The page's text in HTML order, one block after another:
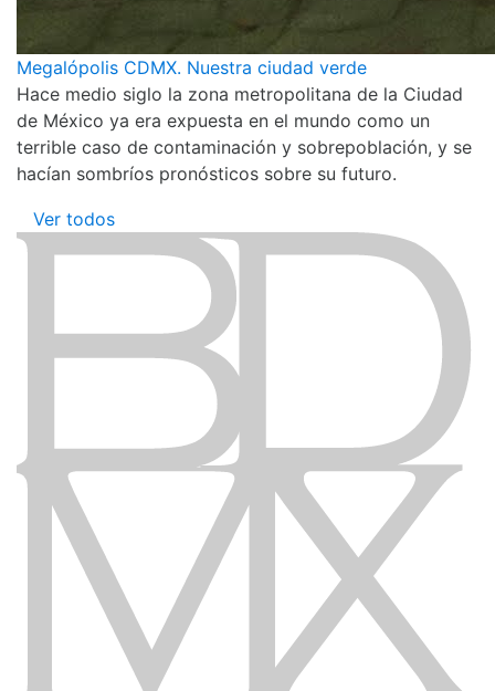
Megalópolis CDMX. Nuestra ciudad verde
Hace medio siglo la zona metropolitana de la Ciudad
de México ya era expuesta en el mundo como un
terrible caso de contaminación y sobrepoblación, y se
hacían sombríos pronósticos sobre su futuro.
Ver todos